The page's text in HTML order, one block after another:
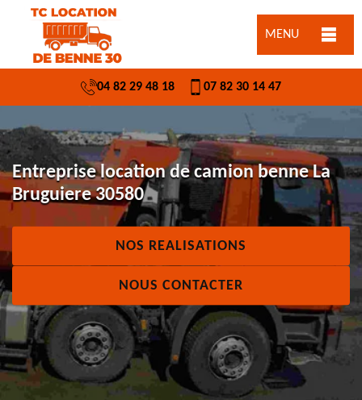
MENU
04 82 29 48 18 07 82 30 14 47
Entreprise location de camion benne La
Bruguiere 30580
NOS REALISATIONS
NOUS CONTACTER